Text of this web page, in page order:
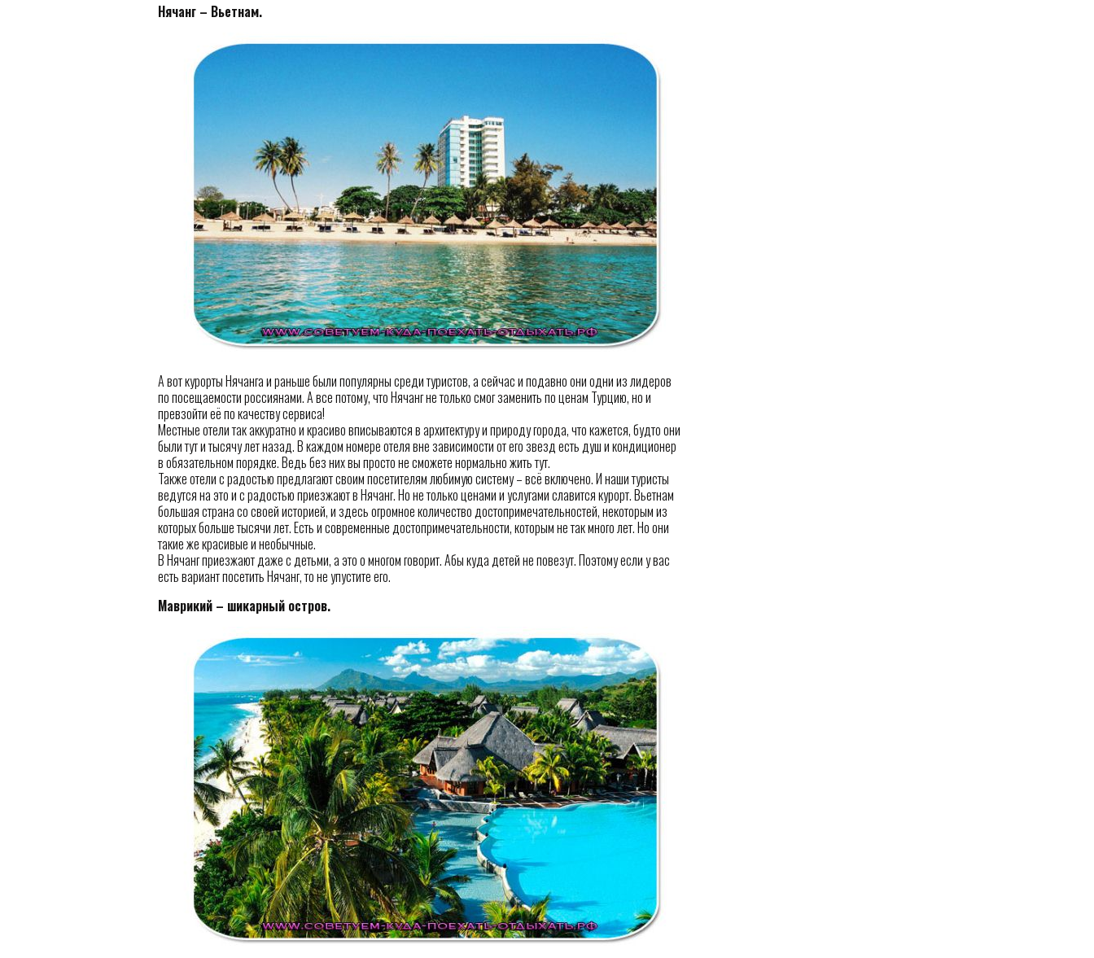
Нячанг – Вьетнам.
А вот курорты Нячанга и раньше были популярны среди туристов, а сейчас и подавно они одни из лидеров
по посещаемости россиянами. А все потому, что Нячанг не только смог заменить по ценам Турцию, но и
превзойти её по качеству сервиса!
Местные отели так аккуратно и красиво вписываются в архитектуру и природу города, что кажется, будто они
были тут и тысячу лет назад. В каждом номере отеля вне зависимости от его звезд есть душ и кондиционер
в обязательном порядке. Ведь без них вы просто не сможете нормально жить тут.
Также отели с радостью предлагают своим посетителям любимую систему – всё включено. И наши туристы
ведутся на это и с радостью приезжают в Нячанг. Но не только ценами и услугами славится курорт. Вьетнам
большая страна со своей историей, и здесь огромное количество достопримечательностей, некоторым из
которых больше тысячи лет. Есть и современные достопримечательности, которым не так много лет. Но они
такие же красивые и необычные.
В Нячанг приезжают даже с детьми, а это о многом говорит. Абы куда детей не повезут. Поэтому если у вас
есть вариант посетить Нячанг, то не упустите его.
Маврикий – шикарный остров.